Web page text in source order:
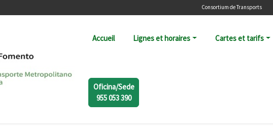
Menú
Consortium de Transports
Accueil Lignes et horaires Cartes et tarifs
Oficina/Sede
955 053 390